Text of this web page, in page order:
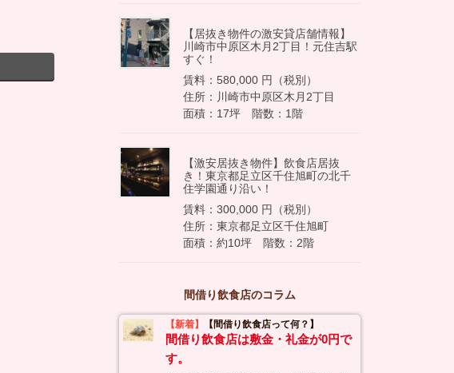
【居抜き物件の激安貸店舗情報】
川崎市中原区木月2丁目！元住吉駅
すぐ！
賃料：580,000 円（税別）
住所：川崎市中原区木月2丁目
面積：17坪 階数：1階
【激安居抜き物件】飲食店居抜
き！東京都足立区千住旭町の北千
住学園通り沿い！
賃料：300,000 円（税別）
住所：東京都足立区千住旭町
面積：約10坪 階数：2階
間借り飲食店のコラム
【新着】 【間借り飲食店って何？】
間借り飲食店は敷金・礼金が0円で
す。